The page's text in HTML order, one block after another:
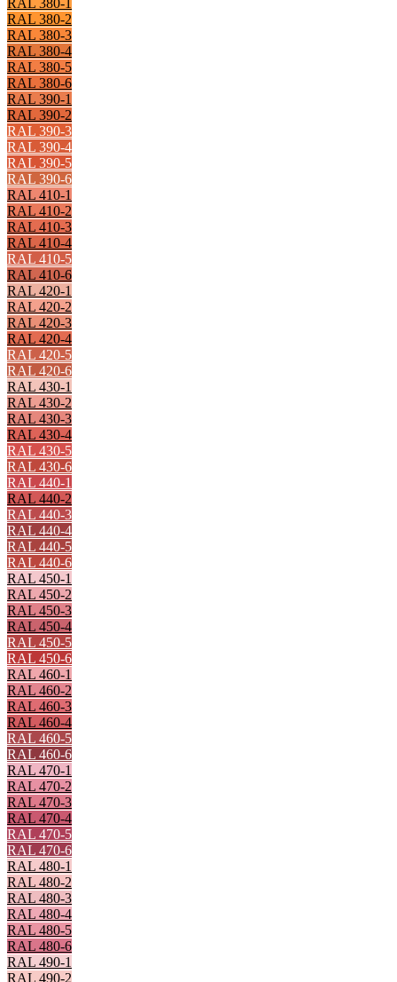
RAL 380-1
RAL 380-2
RAL 380-3
RAL 380-4
RAL 380-5
RAL 380-6
RAL 390-1
RAL 390-2
RAL 390-3
RAL 390-4
RAL 390-5
RAL 390-6
RAL 410-1
RAL 410-2
RAL 410-3
RAL 410-4
RAL 410-5
RAL 410-6
RAL 420-1
RAL 420-2
RAL 420-3
RAL 420-4
RAL 420-5
RAL 420-6
RAL 430-1
RAL 430-2
RAL 430-3
RAL 430-4
RAL 430-5
RAL 430-6
RAL 440-1
RAL 440-2
RAL 440-3
RAL 440-4
RAL 440-5
RAL 440-6
RAL 450-1
RAL 450-2
RAL 450-3
RAL 450-4
RAL 450-5
RAL 450-6
RAL 460-1
RAL 460-2
RAL 460-3
RAL 460-4
RAL 460-5
RAL 460-6
RAL 470-1
RAL 470-2
RAL 470-3
RAL 470-4
RAL 470-5
RAL 470-6
RAL 480-1
RAL 480-2
RAL 480-3
RAL 480-4
RAL 480-5
RAL 480-6
RAL 490-1
RAL 490-2